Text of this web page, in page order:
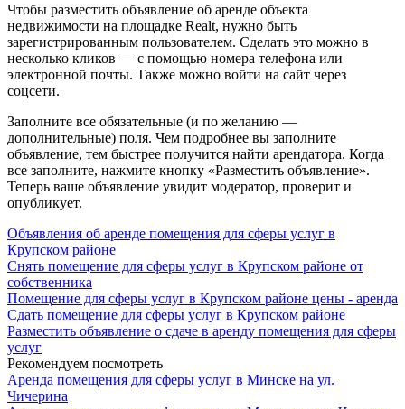
Чтобы разместить объявление об аренде объекта
недвижимости на площадке Realt, нужно быть
зарегистрированным пользователем. Сделать это можно в
несколько кликов — с помощью номера телефона или
электронной почты. Также можно войти на сайт через
соцсети.
Заполните все обязательные (и по желанию —
дополнительные) поля. Чем подробнее вы заполните
объявление, тем быстрее получится найти арендатора. Когда
все заполните, нажмите кнопку «Разместить объявление».
Теперь ваше объявление увидит модератор, проверит и
опубликует.
Объявления об аренде помещения для сферы услуг в
Крупском районе
Снять помещение для сферы услуг в Крупском районе от
собственника
Помещение для сферы услуг в Крупском районе цены - аренда
Сдать помещение для сферы услуг в Крупском районе
Разместить объявление о сдаче в аренду помещения для сферы
услуг
Рекомендуем посмотреть
Аренда помещения для сферы услуг в Минске на ул.
Чичерина